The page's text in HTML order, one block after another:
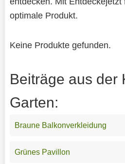
optimale Produkt.
Keine Produkte gefunden.
Beiträge aus der
Garten:
Braune Balkonverkleidung
Grünes Pavillon